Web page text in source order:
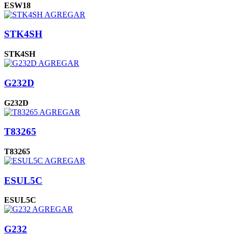
ESW18
AGREGAR
STK4SH
STK4SH
AGREGAR
G232D
G232D
AGREGAR
T83265
T83265
AGREGAR
ESUL5C
ESUL5C
AGREGAR
G232